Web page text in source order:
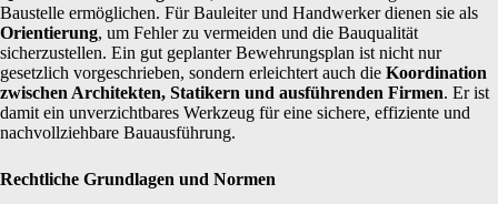
Baustelle ermöglichen. Für Bauleiter und Handwerker dienen sie als
Orientierung, um Fehler zu vermeiden und die Bauqualität
sicherzustellen. Ein gut geplanter Bewehrungsplan ist nicht nur
gesetzlich vorgeschrieben, sondern erleichtert auch die Koordination
zwischen Architekten, Statikern und ausführenden Firmen. Er ist
damit ein unverzichtbares Werkzeug für eine sichere, effiziente und
nachvollziehbare Bauausführung.
Rechtliche Grundlagen und Normen